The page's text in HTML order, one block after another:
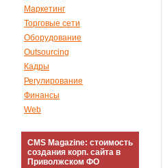
Маркетинг
Торговые сети
Оборудование
Outsourcing
Кадры
Регулирование
Финансы
Web
CMS Magazine: стоимость
создания корп. сайта в
Приволжском ФО